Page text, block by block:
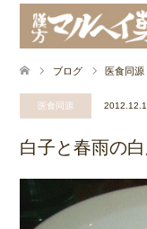
ブログ 医食同源
医食同源
白子と春雨の